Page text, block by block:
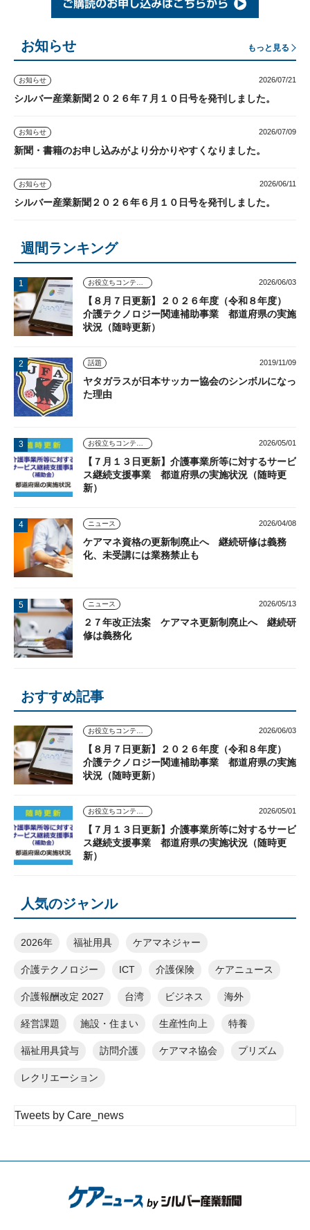
お知らせ もっと見る
お知らせ 2026/07/21
シルバー産業新聞２０２６年７月１０日号を発刊しました。
お知らせ 2026/07/09
新聞・書籍のお申し込みがより分かりやすくなりました。
お知らせ 2026/06/11
シルバー産業新聞２０２６年６月１０日号を発刊しました。
週間ランキング
2026/06/03
【８月７日更新】２０２６年度（令和８年度）
介護テクノロジー関連補助事業 都道府県の実施
状況（随時更新）
話題 2019/11/09
ヤタガラスが日本サッカー協会のシンボルになっ
た理由
2026/05/01
【７月１３日更新】介護事業所等に対するサービ
ス継続支援事業 都道府県の実施状況（随時更
新）
ニュース 2026/04/08
ケアマネ資格の更新制廃止へ 継続研修は義務
化、未受講には業務禁止も
ニュース 2026/05/13
２７年改正法案 ケアマネ更新制廃止へ 継続研
修は義務化
おすすめ記事
2026/06/03
【８月７日更新】２０２６年度（令和８年度）
介護テクノロジー関連補助事業 都道府県の実施
状況（随時更新）
2026/05/01
【７月１３日更新】介護事業所等に対するサービ
ス継続支援事業 都道府県の実施状況（随時更
新）
人気のジャンル
2026年 福祉用具 ケアマネジャー
介護テクノロジー ICT 介護保険 ケアニュース
介護報酬改定 2027 台湾 ビジネス 海外
経営課題 施設・住まい 生産性向上 特養
福祉用具貸与 訪問介護 ケアマネ協会 プリズム
レクリエーション
Tweets by Care_news